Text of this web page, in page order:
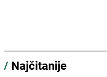
/ Najčitanije